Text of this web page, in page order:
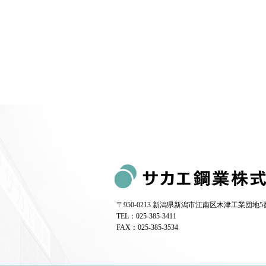
〒950-0213 新潟県新潟市江南区木津工業団地5
TEL：025-385-3411
FAX：025-385-3534